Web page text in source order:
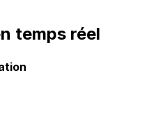
temps réel